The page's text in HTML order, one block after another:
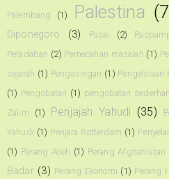
Palembang (1) Palestina
Diponegoro
(3) Pasai (2)
Peradaban (2) Pemecahan masalah (1)
sejarah (1) Pengasingan (1) Pengelolaan
(1) Pengobatan (1) pengobatan
Zalim
(1) Penjajah Yahudi (35)
Yahudi (1) Penjara Rotterdam (1)
(1) Perang Aceh (1) Perang Afghanistan
Badar (3) Perang Ekonomi (1) Perang